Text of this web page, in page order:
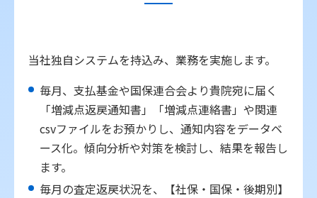
当社独自システムを持込み、業務を実施します。
毎月、支払基金や国保連合会より貴院宛に届く
「増減点返戻通知書」「増減点連絡書」や関連
csvファイルをお預かりし、通知内容をデータベ
ース化。傾向分析や対策を検討し、結果を報告し
ます。
毎月の査定返戻状況を、【社保・国保・後期別】